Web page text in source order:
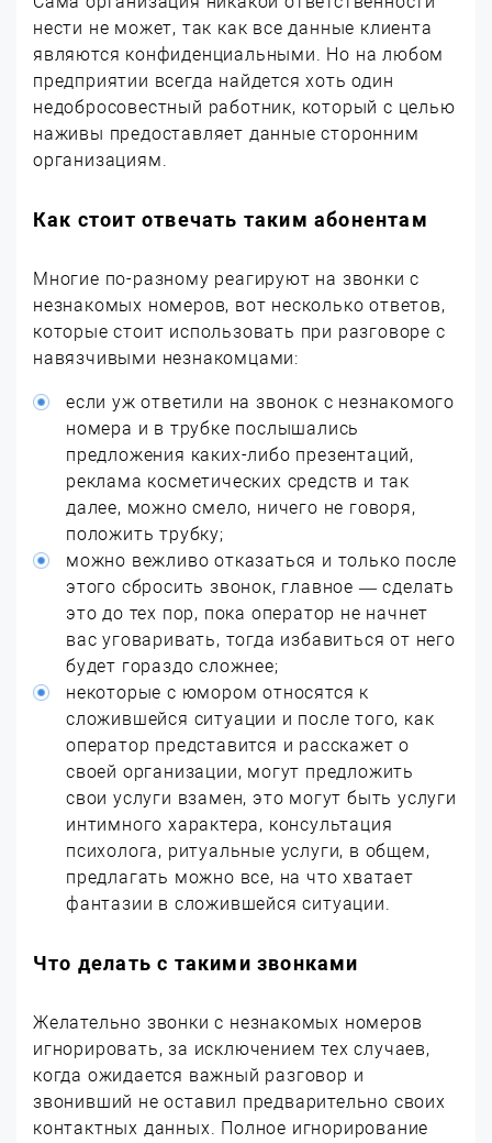
нести не может, так как все данные клиента
являются конфиденциальными. Но на любом
предприятии всегда найдется хоть один
недобросовестный работник, который с целью
наживы предоставляет данные сторонним
организациям.
Как стоит отвечать таким абонентам
Многие по-разному реагируют на звонки с
незнакомых номеров, вот несколько ответов,
которые стоит использовать при разговоре с
навязчивыми незнакомцами:
если уж ответили на звонок с незнакомого
номера и в трубке послышались
предложения каких-либо презентаций,
реклама косметических средств и так
далее, можно смело, ничего не говоря,
положить трубку;
можно вежливо отказаться и только после
этого сбросить звонок, главное — сделать
это до тех пор, пока оператор не начнет
вас уговаривать, тогда избавиться от него
будет гораздо сложнее;
некоторые с юмором относятся к
сложившейся ситуации и после того, как
оператор представится и расскажет о
своей организации, могут предложить
свои услуги взамен, это могут быть услуги
интимного характера, консультация
психолога, ритуальные услуги, в общем,
предлагать можно все, на что хватает
фантазии в сложившейся ситуации.
Что делать с такими звонками
Желательно звонки с незнакомых номеров
игнорировать, за исключением тех случаев,
когда ожидается важный разговор и
звонивший не оставил предварительно своих
контактных данных. Полное игнорирование